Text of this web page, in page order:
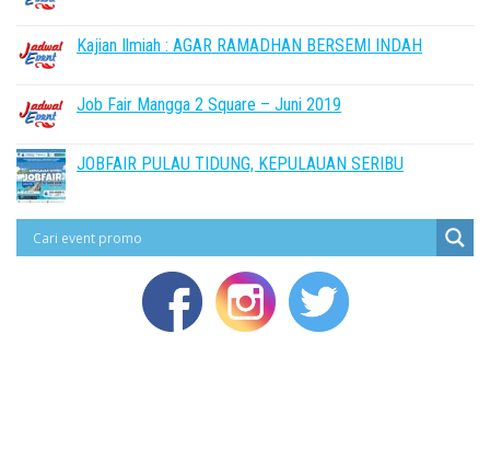
Kajian Ilmiah : AGAR RAMADHAN BERSEMI INDAH
Job Fair Mangga 2 Square – Juni 2019
JOBFAIR PULAU TIDUNG, KEPULAUAN SERIBU